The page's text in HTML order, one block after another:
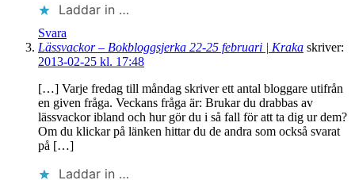
Laddar in …
Svara
Lässvackor – Bokbloggsjerka 22-25 februari | Kraka skriver:
2013-02-25 kl. 17:48
[…] Varje fredag till måndag skriver ett antal bloggare utifrån
en given fråga. Veckans fråga är: Brukar du drabbas av
lässvackor ibland och hur gör du i så fall för att ta dig ur dem?
Om du klickar på länken hittar du de andra som också svarat
på […]
Laddar in …